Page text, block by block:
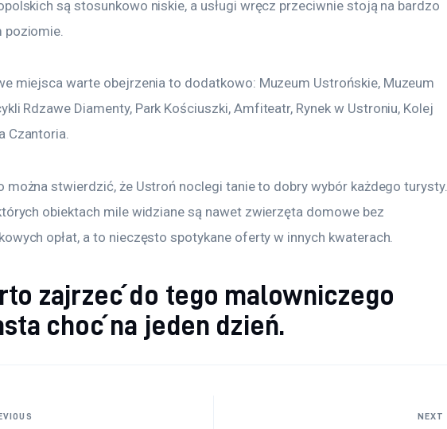
są stosunkowo niskie, a usługi wręcz przeciwnie stoją na bardzo
poziomie.
miejsca warte obejrzenia to dodatkowo: Muzeum Ustrońskie, Muzeum
Rdzawe Diamenty, Park Kościuszki, Amfiteatr, Rynek w Ustroniu, Kolej
Czantoria.
można stwierdzić, że Ustroń noclegi tanie to dobry wybór każdego turysty.
obiektach mile widziane są nawet zwierzęta domowe bez
opłat, a to nieczęsto spotykane oferty w innych kwaterach.
zajrzeć do tego malowniczego
choć na jeden dzień.
NEXT